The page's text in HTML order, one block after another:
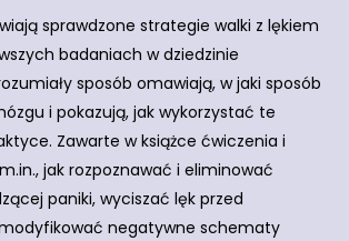
sprawdzone strategie walki z lękiem
badaniach w dziedzinie
sposób omawiają, w jaki sposób
i pokazują, jak wykorzystać te
Zawarte w książce ćwiczenia i
jak rozpoznawać i eliminować
paniki, wyciszać lęk przed
negatywne schematy